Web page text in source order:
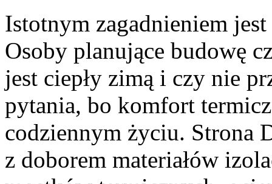
Istotnym zagadnieniem
Osoby planujące budowę
jest ciepły zimą i czy nie
pytania, bo komfort
codziennym życiu. Strona
z doborem materiałów